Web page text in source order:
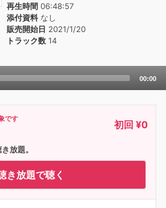
再生時間 06:48:57
添付資料なし
販売開始日 2021/1/20
トラック数 14
00:00
です 初回 ¥0
放題。
き放題で聴く